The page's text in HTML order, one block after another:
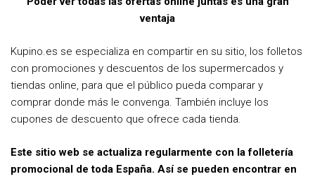
ventaja
Kupino.es se especializa en compartir en su sitio, los folletos
con promociones y descuentos de los supermercados y
tiendas online, para que el público pueda comparar y
comprar donde más le convenga. También incluye los
cupones de descuento que ofrece cada tienda.
Este sitio web se actualiza regularmente con la folletería
promocional de toda España. Así se pueden encontrar en